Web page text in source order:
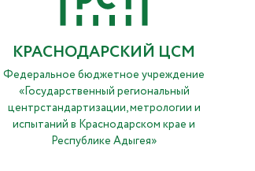
КРАСНОДАРСКИЙ ЦСМ
Федеральное бюджетное учреждение
«Государственный региональный
центрстандартизации, метрологии и
испытаний в Краснодарском крае и
Республике Адыгея»